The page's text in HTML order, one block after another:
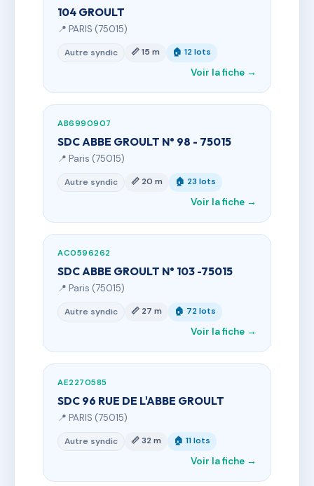
104 GROULT
📍 PARIS (75015)
Autre syndic 📏 15 m 🏠 12 lots
Voir la fiche →
AB6990907
SDC ABBE GROULT N° 98 - 75015
📍 Paris (75015)
Autre syndic 📏 20 m 🏠 23 lots
Voir la fiche →
AC0596262
SDC ABBE GROULT N° 103 -75015
📍 Paris (75015)
Autre syndic 📏 27 m 🏠 72 lots
Voir la fiche →
AE2270585
SDC 96 RUE DE L'ABBE GROULT
📍 PARIS (75015)
Autre syndic 📏 32 m 🏠 11 lots
Voir la fiche →